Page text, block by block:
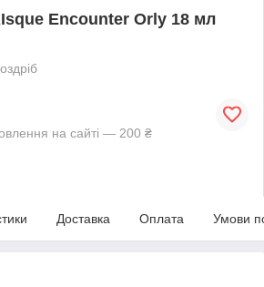
Encounter Orly 18 мл
на сайті — 200 ₴
Доставка Оплата Умови